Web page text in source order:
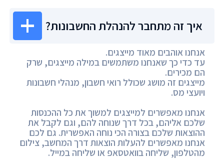
איך זה מתחבר להנהלת החשבונות?
אנחנו אוהבים מאוד מייצגים.
עד כדי כך שאנחנו משתמשים במילה מייצגים, שרק
הם מכירים.
מייצגים זה מושג שכולל רואי חשבון, מנהלי חשבונות
ויועצי מס.
אנחנו מאפשרים למייצגים למשוך את כל ההכנסות
שלכם אליהם, בכל דרך שנוחה להם, וגם לקבל את
ההוצאות שלכם בצורה הכי נוחה האפשרית. גם לכם
אנחנו מאפשרים להעלות הוצאות דרך המחשב, צילום
מהטלפון, שליחה בוואטסאפ או שליחה במייל.